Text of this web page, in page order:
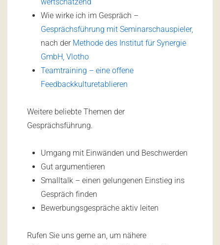
Wie wirke ich im Gespräch –
Gesprächsführung mit Seminarschauspieler,
nach der Methode des Institut für Synergie
GmbH, Vlotho
Teamtraining – eine offene
Feedbackkulturetablieren
Weitere beliebte Themen der
Gesprächsführung.
Umgang mit Einwänden und Beschwerden
Gut argumentieren
Smalltalk – einen gelungenen Einstieg ins
Gespräch finden
Bewerbungsgespräche aktiv leiten
Rufen Sie uns gerne an, um nähere